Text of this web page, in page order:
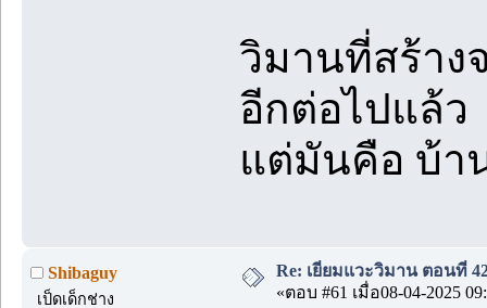
วิมานที่สร้าง
อีกต่อไปแล้ว
แต่มันคือ บ้า
Shibaguy
เป็ดเด็กช่าง
Re: เยี่ยมแวะวิมาน ตอนที่
«ตอบ #61 เมื่อ08-04-2025